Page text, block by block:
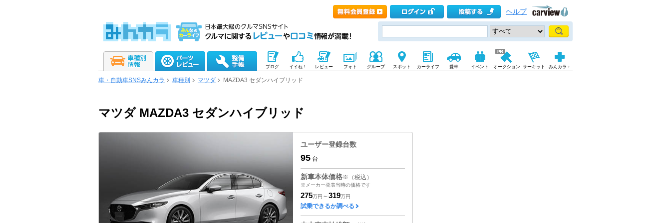
ヘルプ
ブログ イイね！ レビュー フォト グループ スポット カーライフ 愛車 イベント オークション サーキット みんカラ＋
車・自動車SNSみんカラ 車種別 マツダ MAZDA3 セダンハイブリッド
マツダ MAZDA3 セダンハイブリッド
ユーザー登録台数
95 台
新車本体価格※（税込）
※メーカー発表当時の価格です
275万円 ～319万円
試乗できるか調べる